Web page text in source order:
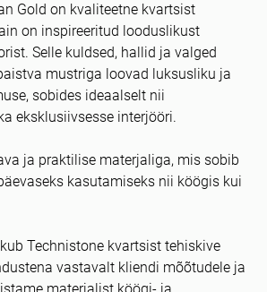
Gold on kvaliteetne kvartsist
on inspireeritud looduslikust
Selle kuldsed, hallid ja valged
mustriga loovad luksusliku ja
sobides ideaalselt nii
eksklusiivsesse interjööri.
ja praktilise materjaliga, mis sobib
kasutamiseks nii köögis kui
Technistone kvartsist tehiskive
vastavalt kliendi mõõtudele ja